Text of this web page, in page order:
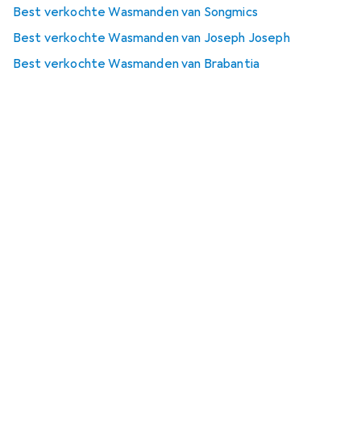
Best verkochte Wasmanden van Songmics
Best verkochte Wasmanden van Joseph Joseph
Best verkochte Wasmanden van Brabantia